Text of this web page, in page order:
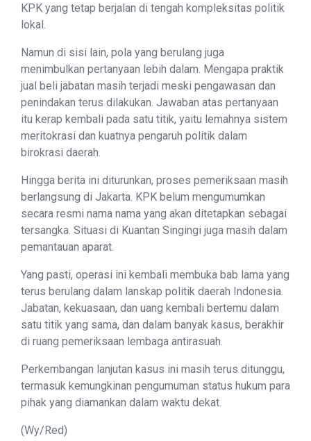
KPK yang tetap berjalan di tengah kompleksitas politik
lokal.
Namun di sisi lain, pola yang berulang juga
menimbulkan pertanyaan lebih dalam. Mengapa praktik
jual beli jabatan masih terjadi meski pengawasan dan
penindakan terus dilakukan. Jawaban atas pertanyaan
itu kerap kembali pada satu titik, yaitu lemahnya sistem
meritokrasi dan kuatnya pengaruh politik dalam
birokrasi daerah.
Hingga berita ini diturunkan, proses pemeriksaan masih
berlangsung di Jakarta. KPK belum mengumumkan
secara resmi nama nama yang akan ditetapkan sebagai
tersangka. Situasi di Kuantan Singingi juga masih dalam
pemantauan aparat.
Yang pasti, operasi ini kembali membuka bab lama yang
terus berulang dalam lanskap politik daerah Indonesia.
Jabatan, kekuasaan, dan uang kembali bertemu dalam
satu titik yang sama, dan dalam banyak kasus, berakhir
di ruang pemeriksaan lembaga antirasuah.
Perkembangan lanjutan kasus ini masih terus ditunggu,
termasuk kemungkinan pengumuman status hukum para
pihak yang diamankan dalam waktu dekat.
(Wy/Red)